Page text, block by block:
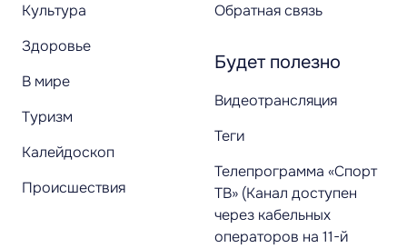
Культура
Здоровье
В мире
Туризм
Калейдоскоп
Происшествия
Обратная связь
Будет полезно
Видеотрансляция
Теги
Телепрограмма «Спорт
ТВ» (Канал доступен
через кабельных
операторов на 11-й